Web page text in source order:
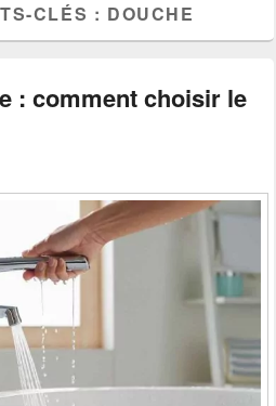
CLÉS : DOUCHE
: comment choisir le